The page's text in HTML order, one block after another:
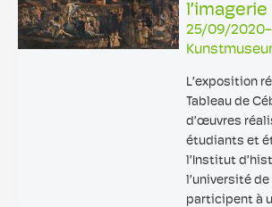
25/09/
L’exposition
Tableau de
d’œuvres
étudiants et
l’Institut
l’université
participent à